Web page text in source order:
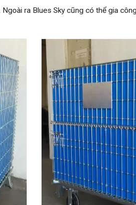
ra Blues Sky cũng có thể gia